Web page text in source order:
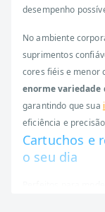
desempenho
No ambiente
suprimentos
cores fiéis e menor
enorme variedade
garantindo que sua
eficiência e
Cartuchos e
o seu dia